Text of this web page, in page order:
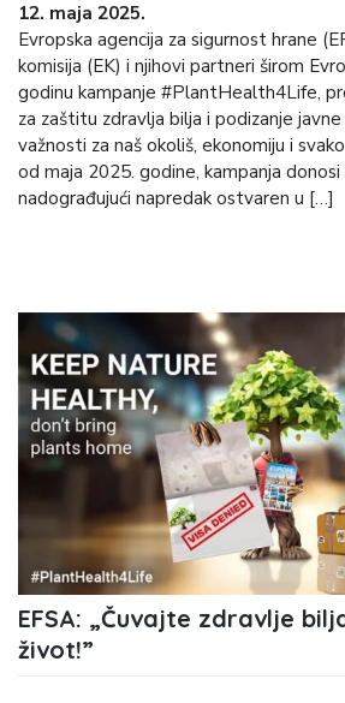
12. maja 2025.
Evropska agencija za sigurnost hrane
komisija (EK) i njihovi partneri širom
godinu kampanje #PlantHealth4Life,
za zaštitu zdravlja bilja i podizanje
važnosti za naš okoliš, ekonomiju i
od maja 2025. godine, kampanja
nadograđujući napredak ostvaren u […]
EFSA: „Čuvajte zdravlje
život!”